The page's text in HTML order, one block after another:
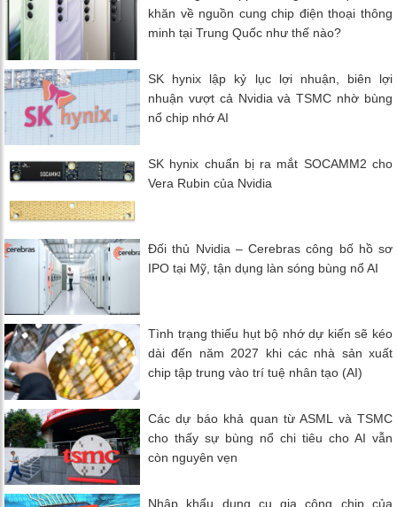
khăn về nguồn cung chip điện thoại thông
minh tại Trung Quốc như thế nào?
SK hynix lập kỷ lục lợi nhuận, biên lợi
nhuận vượt cả Nvidia và TSMC nhờ bùng
nổ chip nhớ AI
SK hynix chuẩn bị ra mắt SOCAMM2 cho
Vera Rubin của Nvidia
Đối thủ Nvidia – Cerebras công bố hồ sơ
IPO tại Mỹ, tận dụng làn sóng bùng nổ AI
Tình trạng thiếu hụt bộ nhớ dự kiến ​​sẽ kéo
dài đến năm 2027 khi các nhà sản xuất
chip tập trung vào trí tuệ nhân tạo (AI)
Các dự báo khả quan từ ASML và TSMC
cho thấy sự bùng nổ chi tiêu cho AI vẫn
còn nguyên vẹn
Nhập khẩu dụng cụ gia công chip của